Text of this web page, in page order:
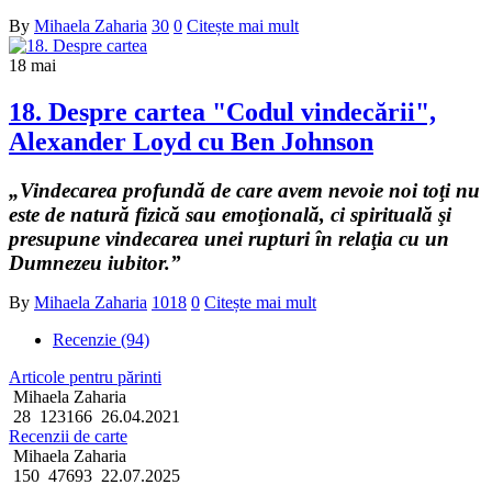
By Mihaela Zaharia 30 0 Citește mai mult
18 mai
18. Despre cartea "Codul vindecării",
Alexander Loyd cu Ben Johnson
„Vindecarea profundă de care avem nevoie noi toţi nu
este de natură fizică sau emoţională, ci spirituală şi
presupune vindecarea unei rupturi în relaţia cu un
Dumnezeu iubitor.”
By Mihaela Zaharia 1018 0 Citește mai mult
Recenzie (94)
Articole pentru părinti
Mihaela Zaharia
28 123166 26.04.2021
Recenzii de carte
Mihaela Zaharia
150 47693 22.07.2025